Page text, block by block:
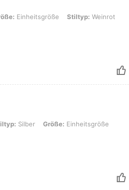
Stiltyp: Weinrot
Einheitsgröße Stiltyp: Weinrot
Größe: Einheitsgröße
Silber Größe: Einheitsgröße